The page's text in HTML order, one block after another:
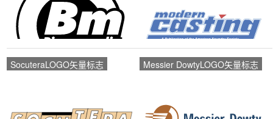
SocuteraLOGO矢量标志 Messier DowtyLOGO矢量标志